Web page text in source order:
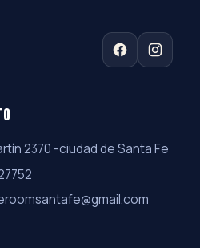
2370 -ciudad de Santa Fe